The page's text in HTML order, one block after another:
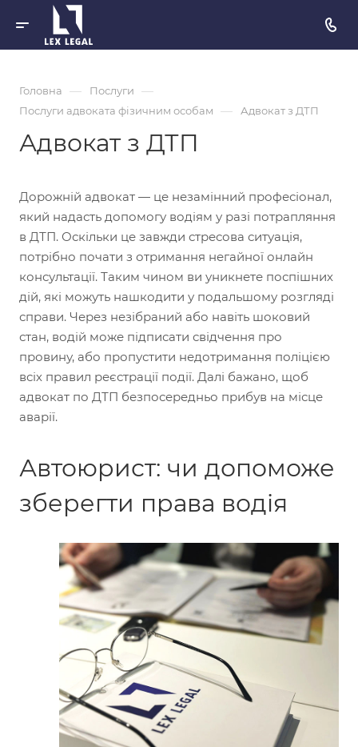
Головна — Послуги —
Послуги адвоката фізичним особам — Адвокат з ДТП
Адвокат з ДТП
Дорожній адвокат — це незамінний професіонал,
який надасть допомогу водіям у разі потрапляння
в ДТП. Оскільки це завжди стресова ситуація,
потрібно почати з отримання негайної онлайн
консультації. Таким чином ви уникнете поспішних
дій, які можуть нашкодити у подальшому розгляді
справи. Через незібраний або навіть шоковий
стан, водій може підписати свідчення про
провину, або пропустити недотримання поліцією
всіх правил реєстрації події. Далі бажано, щоб
адвокат по ДТП безпосередньо прибув на місце
аварії.
Автоюрист: чи допоможе
зберегти права водія